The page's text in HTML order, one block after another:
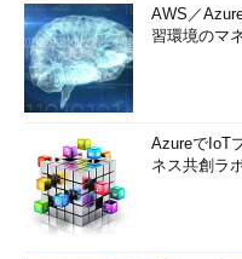
数多く台頭している
スの特長、使い方を徹底
AWS／
習環境のマ
AzureでIoT
ネス共創ラボ